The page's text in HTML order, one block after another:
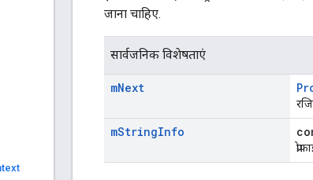
जाना चाहिए.
सार्वजनिक विशेषताएं
mNext
mStringInfo